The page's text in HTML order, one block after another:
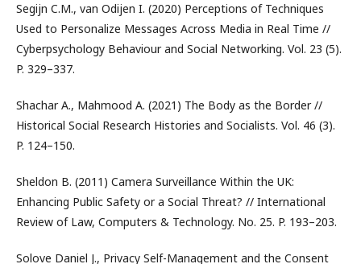
Segijn C.M., van Odijen I. (2020) Perceptions of Techniques
Used to Personalize Messages Across Media in Real Time //
Cyberpsychology Behaviour and Social Networking. Vol. 23 (5).
P. 329–337.
Shachar A., Mahmood A. (2021) The Body as the Border //
Historical Social Research Histories and Socialists. Vol. 46 (3).
P. 124–150.
Sheldon B. (2011) Camera Surveillance Within the UK:
Enhancing Public Safety or a Social Threat? // International
Review of Law, Computers & Technology. No. 25. P. 193–203.
Solove Daniel J., Privacy Self-Management and the Consent